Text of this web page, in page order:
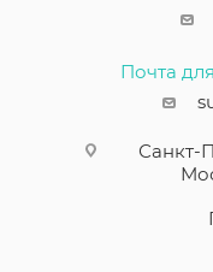
Почта
Санкт-